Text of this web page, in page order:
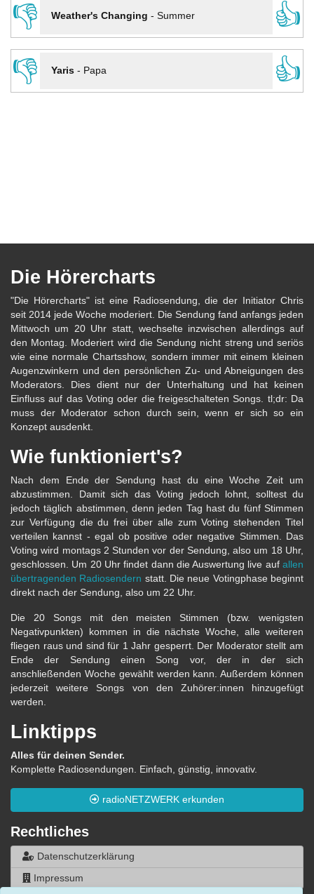
👎
Weather's Changing - Summer
👍
👎
Yaris- Papa 👍
Die Hörercharts
"Die Hörercharts" ist eine Radiosendung, die der Initiator Chris
seit 2014 jede Woche moderiert. Die Sendung fand anfangs jeden
Mittwoch um 20 Uhr statt, wechselte inzwischen allerdings auf
den Montag. Moderiert wird die Sendung nicht streng und seriös
wie eine normale Chartsshow, sondern immer mit einem kleinen
Augenzwinkern und den persönlichen Zu- und Abneigungen des
Moderators. Dies dient nur der Unterhaltung und hat keinen
Einfluss auf das Voting oder die freigeschalteten Songs. tl;dr: Da
muss der Moderator schon durch sein, wenn er sich so ein
Konzept ausdenkt.
Wie funktioniert's?
Nach dem Ende der Sendung hast du eine Woche Zeit um
abzustimmen. Damit sich das Voting jedoch lohnt, solltest du
jedoch täglich abstimmen, denn jeden Tag hast du fünf Stimmen
zur Verfügung die du frei über alle zum Voting stehenden Titel
verteilen kannst - egal ob positive oder negative Stimmen. Das
Voting wird montags 2 Stunden vor der Sendung, also um 18 Uhr,
geschlossen. Um 20 Uhr findet dann die Auswertung live auf allen
übertragenden Radiosendern statt. Die neue Votingphase beginnt
direkt nach der Sendung, also um 22 Uhr.
Die 20 Songs mit den meisten Stimmen (bzw. wenigsten
Negativpunkten) kommen in die nächste Woche, alle weiteren
fliegen raus und sind für 1 Jahr gesperrt. Der Moderator stellt am
Ende der Sendung einen Song vor, der in der sich
anschließenden Woche gewählt werden kann. Außerdem können
jederzeit weitere Songs von den Zuhörer:innen hinzugefügt
werden.
Linktipps
Alles für deinen Sender.
Komplette Radiosendungen. Einfach, günstig, innovativ.
radioNETZWERK erkunden
Rechtliches
Datenschutzerklärung
Impressum